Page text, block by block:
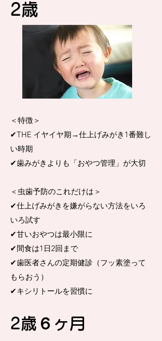
​2歳
＜特徴＞
​✔︎THE イヤイヤ期→仕上げみがき1番難し
い時期
✔︎歯みがきよりも「おやつ管理」が大切
＜虫歯予防のこれだけは＞
​✔︎仕上げみがきを嫌がらない方法をいろ
いろ試す
✔︎甘いおやつは最小限に
✔︎間食は1日2回まで​
​✔︎歯医者さんの定期健診（フッ素塗って
もらおう）
​✔︎キシリトールを習慣に
2歳６ヶ月